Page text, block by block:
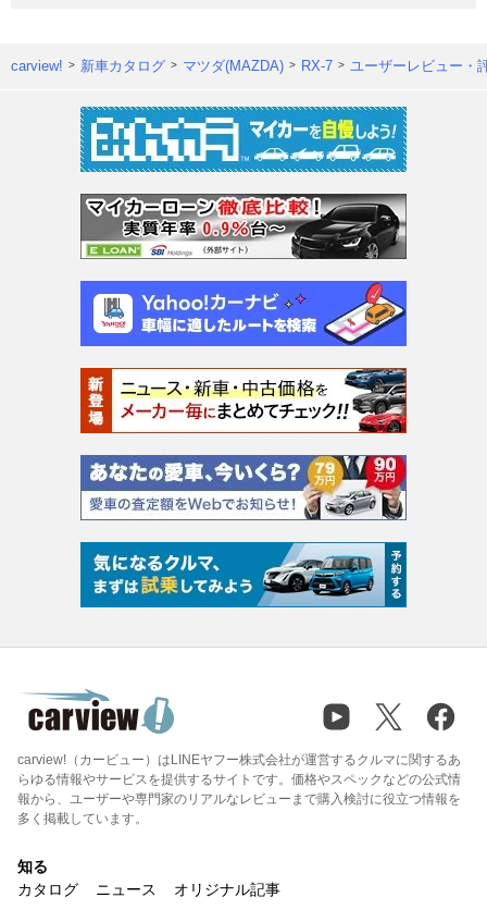
carview! 新車カタログ マツダ(MAZDA) RX-7 ユーザーレビュー・
carview!（カービュー）はLINEヤフー株式会社が運営するクルマに関するあ
らゆる情報やサービスを提供するサイトです。価格やスペックなどの公式情
報から、ユーザーや専門家のリアルなレビューまで購入検討に役立つ情報を
多く掲載しています。
知る
カタログ
ニュース オリジナル記事